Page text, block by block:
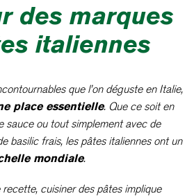
des marques
italiennes
que l’on déguste en Italie,
place essentielle. Que ce soit en
sauce ou tout simplement avec de
basilic frais, les pâtes italiennes ont un
mondiale.
cuisiner des pâtes implique